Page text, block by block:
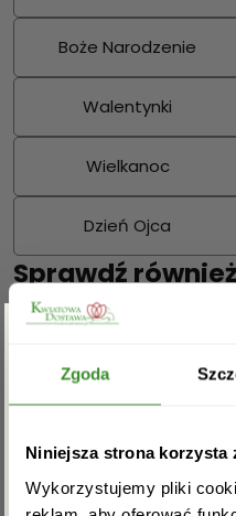
Zgoda
Niniejsza strona korzysta
Wykorzystujemy pliki
Boże Narodzenie
Walentynki
Wielkanoc
Dzień Ojca
Sprawdź
Zgarnij
Zapisz się do
rabat na pierwsze